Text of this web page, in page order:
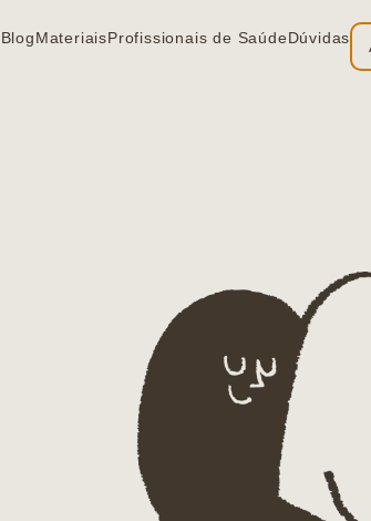
BlogMateriaisProfissionais de SaúdeDúvidas